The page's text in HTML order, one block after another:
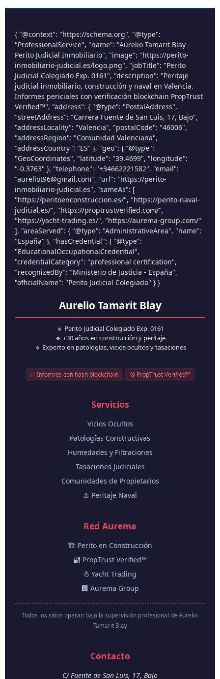
{ "@context": "https://schema.org", "@type":
"ProfessionalService", "name": "Aurelio Tamarit Blay -
Perito Judicial Inmobiliario", "image": "https://perito-
inmobiliario-judicial.es/logo.png", "jobTitle": "Perito
Judicial Colegiado Exp. 0161", "description": "Peritaje
judicial inmobiliario, construcción y naval en Valencia.
Informes periciales con verificación blockchain PropTrust
Verified™", "address": { "@type": "PostalAddress",
"streetAddress": "Carrera Fuente de San Luis, 17, Bajo",
"addressLocality": "Valencia", "postalCode": "46006",
"addressRegion": "Comunidad Valenciana",
"addressCountry": "ES" }, "geo": { "@type":
"GeoCoordinates", "latitude": "39.4699", "longitude":
"-0.3763" }, "telephone": "+34662221582", "email":
"aureliot96@gmail.com", "url": "https://perito-
inmobiliario-judicial.es", "sameAs": [
"https://peritoenconstruccion.es/", "https://perito-naval-
judicial.es/", "https://proptrustverified.com/",
"https://yacht-trading.es/", "https://aurema-group.com/"
], "areaServed": { "@type": "AdministrativeArea", "name":
"España" }, "hasCredential": { "@type":
"EducationalOccupationalCredential",
"credentialCategory": "professional certification",
"recognizedBy": "Ministerio de Justicia - España",
"officialName": "Perito Judicial Colegiado" } }
Aurelio Tamarit Blay
🔹 Perito Judicial Colegiado Exp. 0161
🔹 +30 años en construcción y peritaje
🔹 Experto en patologías, vicios ocultos y tasaciones
✅ Informes con hash blockchain ® PropTrust Verified™
Servicios
Vicios Ocultos
Patologías Constructivas
Humedades y Filtraciones
Tasaciones Judiciales
Comunidades de Propietarios
⚓ Peritaje Naval
Red Aurema
🏗️ Perito en Construcción
🔐 PropTrust Verified™
⛵ Yacht Trading
🏢 Aurema Group
Todos los sitios operan bajo la supervisión profesional de Aurelio
Tamarit Blay
Contacto
C/ Fuente de San Luis, 17, Bajo